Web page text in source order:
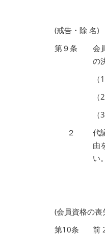
(戒告・除 名)
第９条
会
の
（
（
（
２
代
由
い。
(会員資格の喪
第10条
前